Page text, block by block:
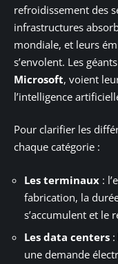
refroidissement des
infrastructures
mondiale, et leurs
s’envolent. Les
Microsoft, voient
l’intelligence
Pour clarifier les
chaque catégorie :
Les terminaux :
fabrication, la
s’accumulent et le
Les data centers
une demande